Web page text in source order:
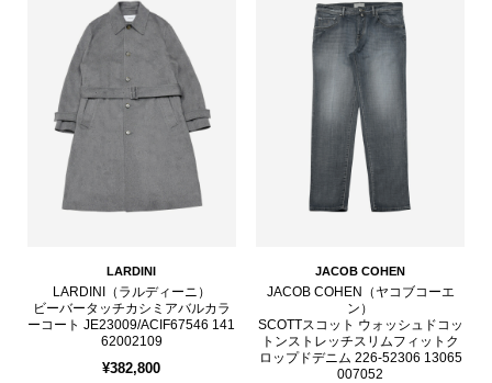
LARDINI
LARDINI（ラルディーニ）
ビーバータッチカシミアバルカラ
ーコート JE23009/ACIF67546 141
62002109
¥382,800
JACOB COHEN
JACOB COHEN（ヤコブコーエ
ン）
SCOTTスコット ウォッシュドコッ
トンストレッチスリムフィットク
ロップドデニム 226-52306 13065
007052